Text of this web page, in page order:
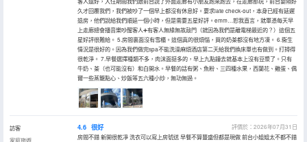
久才回覆我們，我們被吵了一個早上都沒有休息好。要求late check-out，本身已經有延遲
退房，他們說給我們順延一個小時，但是需要五星好評。emm…恕我直言，就單憑每天早
上走廊總會播音樂吵醒客人➕有客人無緣無故敲門（就因為我們是離電梯最近的？）這個五
星好評很難給。 5.房間裏面沒有雪櫃。這個真的很煩惱，買的奶茶都沒有地方凍。 6.衞生
情況是很好的。因為我們做完spa不能洗澡麻煩酒店第二天給我們換床單也有做到。打掃得
很乾淨。 7.早餐選擇種類不多，肉沫面挺多的，早上九點鐘去就基本上沒有豆漿了。只有
牛奶、茶（也可能沒有）和白開水。早餐的話有粥、魚粉、三四種水果，西蘭花、雞蛋、偶
爾一些蒸籠點心、炒飯等五六種小炒，無功無過。
訪客
家庭旅遊
4.6 很好
評價於：2026年07月31日
房間不錯 新開很乾凈 洗衣可以寫上房號送 早餐不算豐盛但都是現做 前台小姐姐太不都不錯